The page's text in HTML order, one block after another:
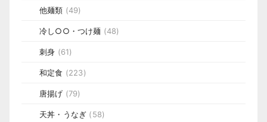
他麺類 (49)
冷し○○・つけ麺 (48)
刺身 (61)
和定食 (223)
唐揚げ (79)
天丼・うなぎ (58)